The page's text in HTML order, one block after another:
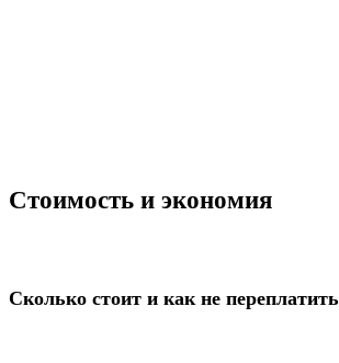
Стоимость и экономия
Сколько стоит и как не переплатить